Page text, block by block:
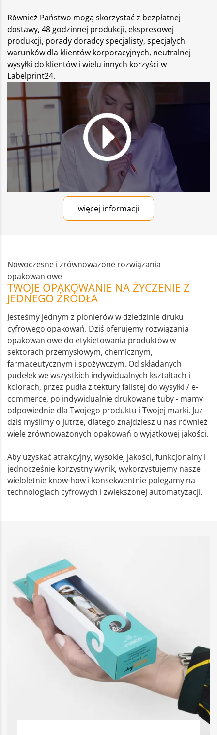
Również Państwo mogą skorzystać z bezpłatnej
dostawy, 48 godzinnej produkcji, ekspresowej
produkcji, porady doradcy specjalisty, specjalych
warunków dla klientów korporacyjnych, neutralnej
wysyłki do klientów i wielu innych korzyści w
Labelprint24.
więcej informacji
Nowoczesne i zrównoważone rozwiązania
opakowaniowe___
TWOJE OPAKOWANIE NA ŻYCZENIE Z
JEDNEGO ŹRÓDŁA
Jesteśmy jednym z pionierów w dziedzinie druku
cyfrowego opakowań. Dziś oferujemy rozwiązania
opakowaniowe do etykietowania produktów w
sektorach przemysłowym, chemicznym,
farmaceutycznym i spożywczym. Od składanych
pudełek we wszystkich indywidualnych kształtach i
kolorach, przez pudła z tektury falistej do wysyłki / e-
commerce, po indywidualnie drukowane tuby - mamy
odpowiednie dla Twojego produktu i Twojej marki. Już
dziś myślimy o jutrze, dlatego znajdziesz u nas również
wiele zrównoważonych opakowań o wyjątkowej jakości.
Aby uzyskać atrakcyjny, wysokiej jakości, funkcjonalny i
jednocześnie korzystny wynik, wykorzystujemy nasze
wieloletnie know-how i konsekwentnie polegamy na
technologiach cyfrowych i zwiększonej automatyzacji.